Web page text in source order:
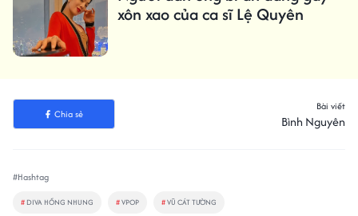
xôn xao của ca sĩ Lệ Quyên
Chia sẻ
Bài viết
Bình Nguyên
#Hashtag
# DIVA HỒNG NHUNG #VPOP #VŨ CÁT TƯỜNG